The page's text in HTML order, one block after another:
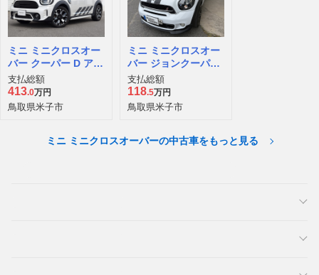
ミニ ミニクロスオー
バー クーパー D アン
テイムド エディショ
ン
支払総額
413.0万円
鳥取県米子市
ミニ ミニクロスオー
バー ジョンクーパー
ワークスパッケージ
支払総額
118.5万円
鳥取県米子市
ミニ ミニクロスオーバーの中古車をもっと見る